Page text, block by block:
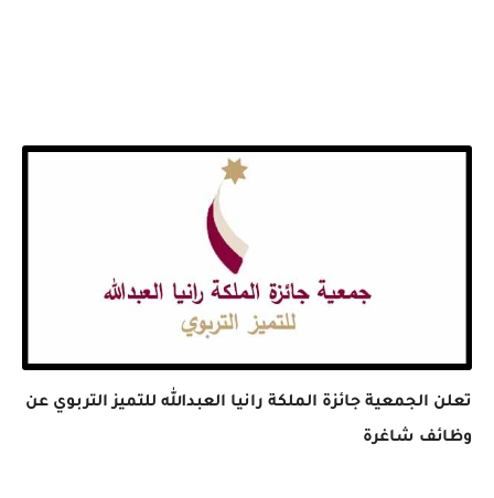
تعلن الجمعية جائزة الملكة رانيا العبدالله للتميز التربوي عن
وظائف شاغرة